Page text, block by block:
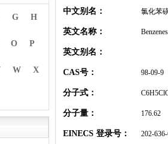
G H
O P
W X
中文别名： 氯化苯
英文名称：
英文别名：
CAS号： 98-09-9
分子式：
分子量： 176.62
EINECS 登录号： 202-